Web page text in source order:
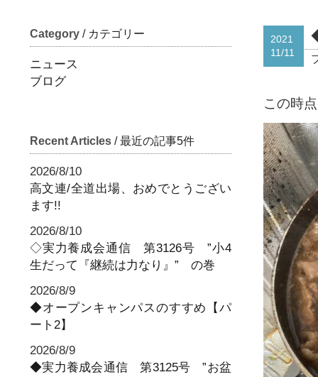
Category / カテゴリー
ニュース
ブログ
Recent Articles / 最近の記事5件
2026/8/10
高文連/全道出場、おめでとうござい
ます!!
2026/8/10
◇実力養成会通信 第3126号 ”小4
生だって『継続は力なり』” の巻
2026/8/9
◆オープンキャンパスのすすめ【パ
ート2】
2026/8/9
◆実力養成会通信 第3125号 ”お盆
2021
11/11
この時